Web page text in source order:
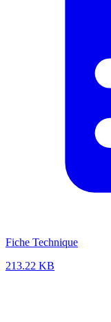
Fiche Technique
213.22 KB